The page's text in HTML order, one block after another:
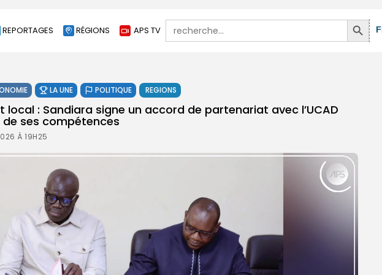
REPORTAGES RÉGIONS APS TV
Search
for:
Search
Button
LA UNE POLITIQUE REGIONS
local : Sandiara signe un accord de partenariat avec l’UCAD
ses compétences
À 19H25